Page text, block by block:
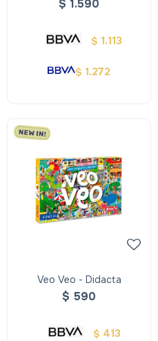
$ 1.590
$ 1.113
$ 1.272
Veo Veo - Didacta
$ 590
$ 413